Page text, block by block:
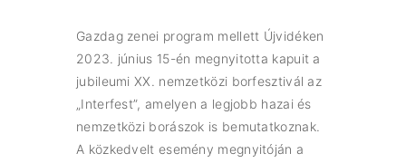
Gazdag zenei program mellett Újvidéken
2023. június 15-én megnyitotta kapuit a
jubileumi XX. nemzetközi borfesztivál az
„Interfest”, amelyen a legjobb hazai és
nemzetközi borászok is bemutatkoznak.
A közkedvelt esemény megnyitóján a